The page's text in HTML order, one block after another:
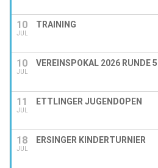
10
JUL
TRAINING
10
JUL
VEREINSPOKAL 2026 RUNDE 5
11
JUL
ETTLINGER JUGENDOPEN
18
JUL
ERSINGER KINDERTURNIER